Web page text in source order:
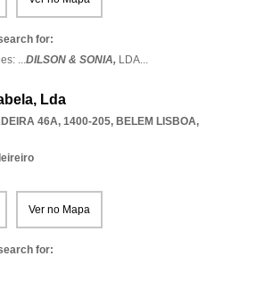
for:
...DILSON & SONIA, LDA...
Lda
46A, 1400-205, BELEM LISBOA,
Ver no Mapa
for: